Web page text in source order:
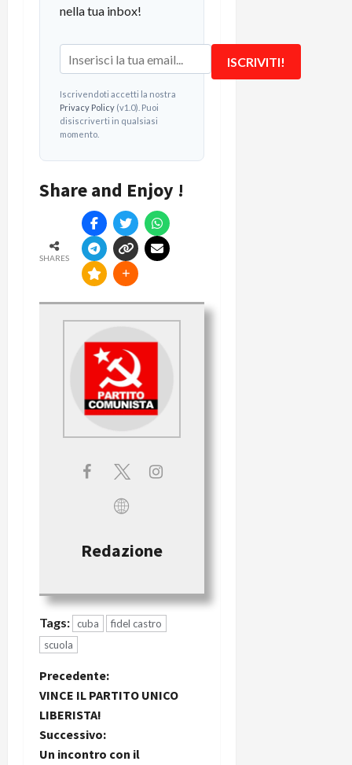
nella tua inbox!
ISCRIVITI!
Iscrivendoti accetti la nostra
Privacy Policy (v1.0). Puoi
disiscriverti in qualsiasi
momento.
Share and Enjoy !
SHARES
Redazione
Tags: cuba
fidel castro
scuola
Precedente:
VINCE IL PARTITO UNICO
LIBERISTA!
Successivo:
Un incontro con il